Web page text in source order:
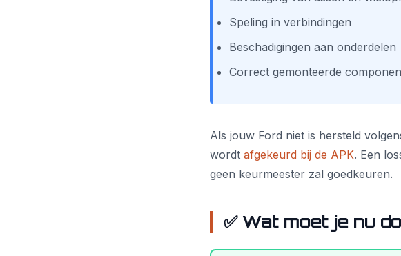
Speling in verbindingen
Beschadigingen aan onderdelen
Correct gemonteerde
Als jouw Ford niet is hersteld
wordt afgekeurd bij de APK. Een
geen keurmeester zal goedkeuren.
✅ Wat moet je nu